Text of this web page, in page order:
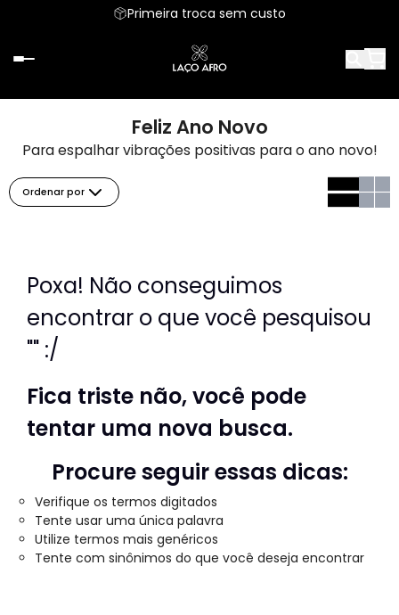
Parcele em até 6x sem juros
Primeira troca sem custo
Feliz Ano Novo
Para espalhar vibrações positivas para o ano novo!
Ordenar por
Poxa! Não conseguimos
encontrar o que você pesquisou
"" :/
Fica triste não, você pode
tentar uma nova busca.
Procure seguir essas dicas:
Verifique os termos digitados
Tente usar uma única palavra
Utilize termos mais genéricos
Tente com sinônimos do que você deseja encontrar